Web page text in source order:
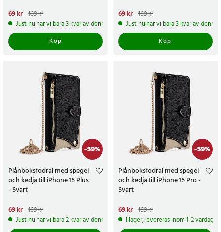
Nuvarande pris
pris:169 kr
69 kr 169 kr
Just nu har vi bara 3 kvar av denna produkt
Köp
Nuvarande pris
pris:169 kr
69 kr 169 kr
Just nu har vi bara 3 kvar av denna
Köp
-59%
Plånboksfodral med spegel
och kedja till iPhone 15 Plus
- Svart
Nuvarande pris
pris:169 kr
69 kr 169 kr
Just nu har vi bara 2 kvar av denna produkt
-59%
Plånboksfodral med spegel
och kedja till iPhone 15 Pro -
Svart
Nuvarande pris
pris:169 kr
69 kr 169 kr
I lager, levereras inom 1-2 vardagar